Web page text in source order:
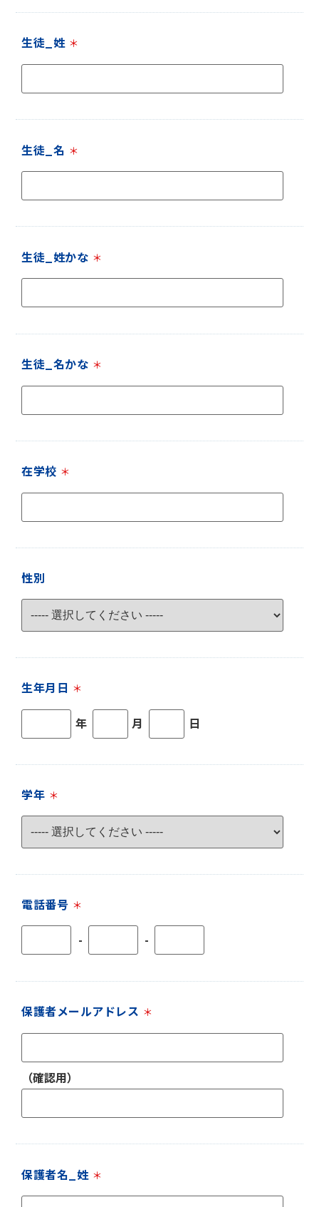
生徒_姓 ＊
生徒_名 ＊
生徒_姓かな ＊
生徒_名かな ＊
在学校 ＊
性別
生年月日 ＊
年 月 日
学年 ＊
電話番号 ＊
- -
保護者メールアドレス ＊
（確認用）
保護者名_姓 ＊